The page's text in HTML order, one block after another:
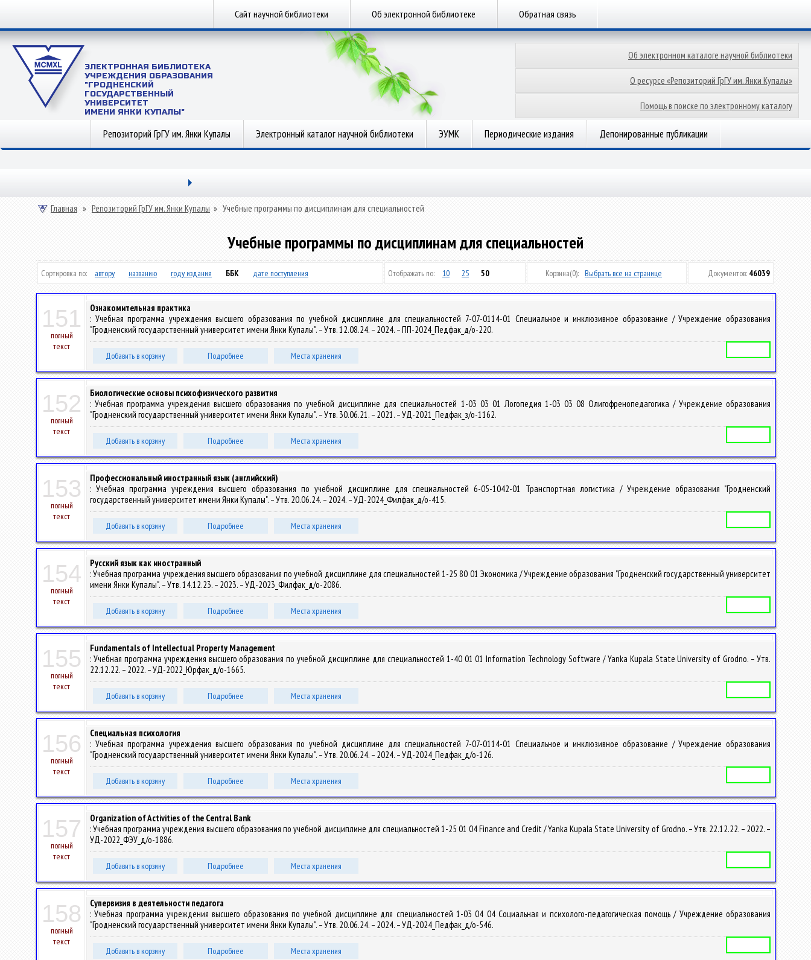
Сайт научной библиотеки Об электронной библиотеке Обратная связь
ЭЛЕКТРОННАЯ БИБЛИОТЕКА
УЧРЕЖДЕНИЯ ОБРАЗОВАНИЯ
"ГРОДНЕНСКИЙ
ГОСУДАРСТВЕННЫЙ
УНИВЕРСИТЕТ
ИМЕНИ ЯНКИ КУПАЛЫ"
Об электронном каталоге научной библиотеки
О ресурсе «Репозиторий ГрГУ им. Янки Купалы»
Помощь в поиске по электронному каталогу
Репозиторий ГрГУ им. Янки Купалы Электронный каталог научной библиотеки ЭУМК Периодические издания Депонированные публикации
Главная » Репозиторий ГрГУ им. Янки Купалы » Учебные программы по дисциплинам для специальностей
Учебные программы по дисциплинам для специальностей
Сортировка по: автору названию году издания ББК дате поступления Отображать по: 10 25 50 Корзина(0): Выбрать все на странице Документов: 46039
151
полный
текст
Ознакомительная практика
: Учебная программа учреждения высшего образования по учебной дисциплине для специальностей 7-07-0114-01 Специальное и инклюзивное образование / Учреждение образования
"Гродненский государственный университет имени Янки Купалы". – Утв. 12.08.24. – 2024. – ПП-2024_Педфак_д/о-220.
Добавить в корзину Подробнее Места хранения
152
полный
текст
Биологические основы психофизического развития
: Учебная программа учреждения высшего образования по учебной дисциплине для специальностей 1-03 03 01 Логопедия 1-03 03 08 Олигофренопедагогика / Учреждение образования
"Гродненский государственный университет имени Янки Купалы". – Утв. 30.06.21. – 2021. – УД-2021_Педфак_з/о-1162.
Добавить в корзину Подробнее Места хранения
153
полный
текст
Профессиональный иностранный язык (английский)
: Учебная программа учреждения высшего образования по учебной дисциплине для специальностей 6-05-1042-01 Транспортная логистика / Учреждение образования "Гродненский
государственный университет имени Янки Купалы". – Утв. 20.06.24. – 2024. – УД-2024_Филфак_д/о-415.
Добавить в корзину Подробнее Места хранения
154
полный
текст
Русский язык как иностранный
: Учебная программа учреждения высшего образования по учебной дисциплине для специальностей 1-25 80 01 Экономика / Учреждение образования "Гродненский государственный университет
имени Янки Купалы". – Утв. 14.12.23. – 2023. – УД-2023_Филфак_д/о-2086.
Добавить в корзину Подробнее Места хранения
155
полный
текст
Fundamentals of Intellectual Property Management
: Учебная программа учреждения высшего образования по учебной дисциплине для специальностей 1-40 01 01 Information Technology Software / Yanka Kupala State University of Grodno. – Утв.
22.12.22. – 2022. – УД-2022_Юрфак_д/о-1665.
Добавить в корзину Подробнее Места хранения
156
полный
текст
Специальная психология
: Учебная программа учреждения высшего образования по учебной дисциплине для специальностей 7-07-0114-01 Специальное и инклюзивное образование / Учреждение образования
"Гродненский государственный университет имени Янки Купалы". – Утв. 20.06.24. – 2024. – УД-2024_Педфак_д/о-126.
Добавить в корзину Подробнее Места хранения
157
полный
текст
Organization of Activities of the Central Bank
: Учебная программа учреждения высшего образования по учебной дисциплине для специальностей 1-25 01 04 Finance and Credit / Yanka Kupala State University of Grodno. – Утв. 22.12.22. – 2022. –
УД-2022_ФЭУ_д/о-1886.
Добавить в корзину Подробнее Места хранения
158
полный
текст
Супервизия в деятельности педагога
: Учебная программа учреждения высшего образования по учебной дисциплине для специальностей 1-03 04 04 Социальная и психолого-педагогическая помощь / Учреждение образования
"Гродненский государственный университет имени Янки Купалы". – Утв. 20.06.24. – 2024. – УД-2024_Педфак_д/о-546.
Добавить в корзину Подробнее Места хранения